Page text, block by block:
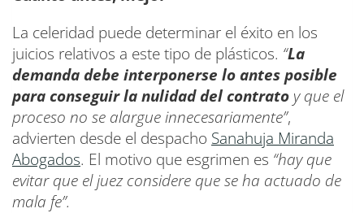
La celeridad puede determinar el éxito en los
juicios relativos a este tipo de plásticos. “La
demanda debe interponerse lo antes posible
paraconseguir la nulidad del contrato y que el
proceso no se alargue innecesariamente”,
advierten desde el despacho Sanahuja Miranda
Abogados. El motivo que esgrimen es “hay que
evitar que el juez considere que se ha actuado de
mala fe”.